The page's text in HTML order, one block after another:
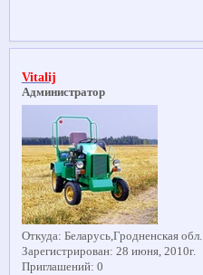
Vitalij
Администратор
Откуда: Беларусь,Гродненская обл.
Зарегистрирован: 28 июня, 2010г.
Приглашений: 0